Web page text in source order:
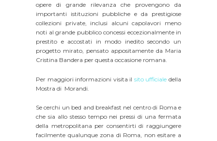
opere di grande rilevanza che provengono da
importanti istituzioni pubbliche e da prestigiose
collezioni private, inclusi alcuni capolavori meno
noti al grande pubblico concessi eccezionalmente in
prestito e accostati in modo inedito secondo un
progetto mirato, pensato appositamente da Maria
Cristina Bandera per questa occasione romana.
Per maggiori informazioni visita il sito ufficiale della
Mostra di Morandi.
Se cerchi un bed and breakfast nel centro di Roma e
che sia allo stesso tempo nei pressi di una fermata
della metropolitana per consentirti di raggiungere
facilmente qualunque zona di Roma, non esitare a